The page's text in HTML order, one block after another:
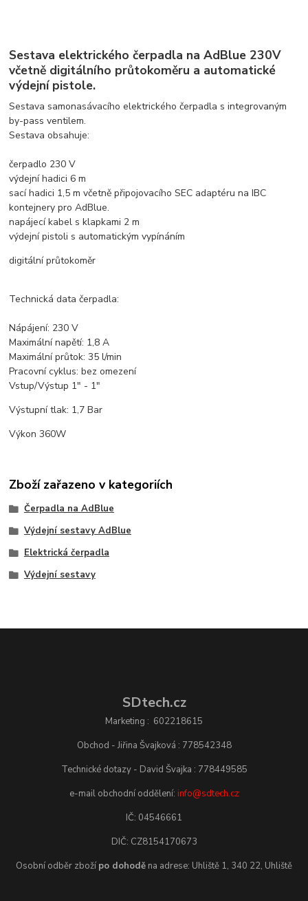
Sestava elektrického čerpadla na AdBlue 230V
včetně digitálního průtokoměru a automatické
výdejní pistole.
Sestava samonasávacího elektrického čerpadla s integrovaným
by-pass ventilem.
Sestava obsahuje:
čerpadlo 230 V
výdejní hadici 6 m
sací hadici 1,5 m včetně připojovacího SEC adaptéru na IBC
kontejnery pro AdBlue.
napájecí kabel s klapkami 2 m
výdejní pistoli s automatickým vypínáním
digitální průtokoměr
Technická data čerpadla:
Nápájení: 230 V
Maximální napětí: 1,8 A
Maximální průtok: 35 l/min
Pracovní cyklus: bez omezení
Vstup/Výstup 1" - 1"
Výstupní tlak: 1,7 Bar
Výkon 360W
Zboží zařazeno v kategoriích
Čerpadla na AdBlue
Výdejní sestavy AdBlue
Elektrická čerpadla
Výdejní sestavy
SDtech.cz
Marketing : 602218615
Obchod - Jiřina Švajková : 778542348
Technické dotazy - David Švajka : 778449585
e-mail obchodní oddělení: info@sdtech.cz
IČ: 04546661
DIČ: CZ8154170673
Osobní odběr zboží po dohodě na adrese: Uhliště 1, 340 22, Uhliště